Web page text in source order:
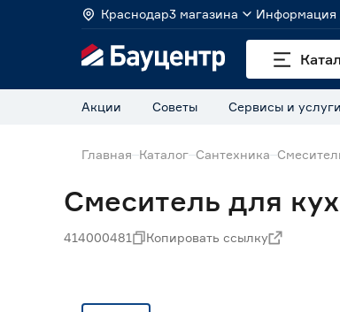
Краснодар3 магазина Информация
Акции Советы Сервисы и услуги
Главная Каталог Сантехника
Смеситель для
414000481 Копировать ссылку